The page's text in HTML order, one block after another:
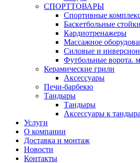
СПОРТТОВАРЫ
Спортивные
Баскетбольные стойки
Кардиотренажеры
Массажное
Силовые и
Футбольные ворота.
Керамические грили
Аксессуары
Печи-барбекю
Тандыры
Тандыры
Аксессуары к
Услуги
О компании
Доставка и монтаж
Новости
Контакты